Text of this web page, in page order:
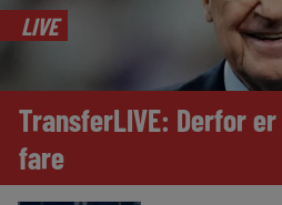
LIVE
TransferLIVE: Derfor
fare